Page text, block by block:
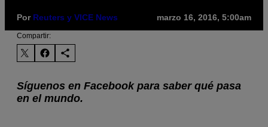
Por Reuters y VICE News marzo 16, 2016, 5:00am
Compartir:
Síguenos en Facebook para saber qué pasa
en el mundo.